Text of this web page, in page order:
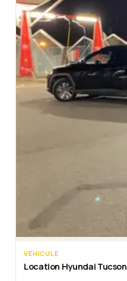
VÉHICULE
Location Hyundai Tucson